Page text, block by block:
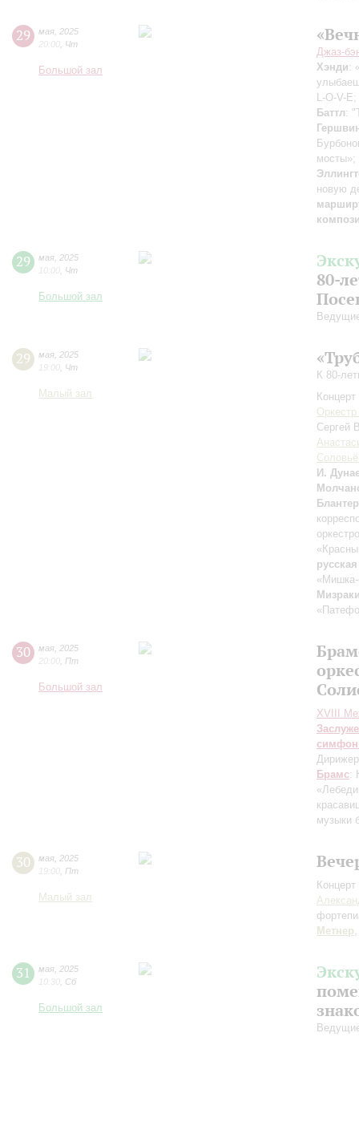
29 мая 2025
20:00 Чт
Большой зал
Джаз-
Хэнди:
L-O-V-E;
Баттл:
мосты»;
новую
29 мая 2025
10:00 Чт
Большой зал
80-
29 мая 2025
19:00 Чт
Малый зал
К 80-
Сергей
И.
Блантер
30 мая 2025
20:00 Пт
Большой зал
XVIII
Брамс:
музыки
30 мая 2025
19:00 Пт
Малый зал
Метнер
31 мая 2025
10:30 Сб
Большой зал